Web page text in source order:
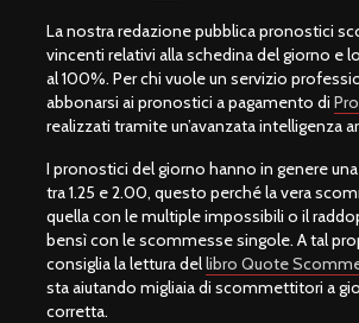
La nostra redazione pubblica pronostici
vincenti relativi alla schedina del giorno e
al 100%. Per chi vuole un servizio
abbonarsi ai pronostici a pagamento di
realizzati tramite un’avanzata intelligenza
I pronostici del giorno hanno in genere
tra 1.25 e 2.00, questo perché la vera
quella con le multiple impossibili o il
bensì con le scommesse singole. A tal
consiglia la lettura dellibro Quote
sta aiutando migliaia di scommettitori a
corretta.